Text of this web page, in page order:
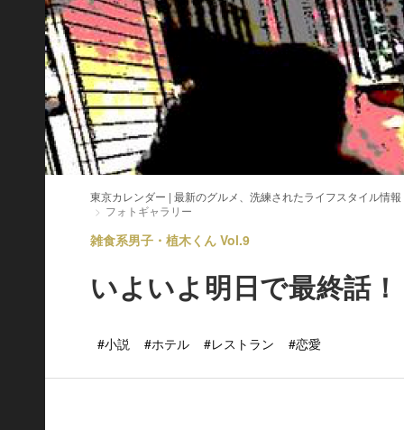
東京カレンダー | 最新のグルメ、洗練されたライフスタイル情報
フォトギャラリー
雑食系男子・植木くん Vol.9
いよいよ明日で最終話
#小説 #ホテル #レストラン #恋愛